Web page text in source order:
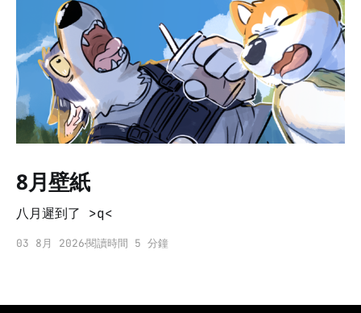
8月壁紙
八月遲到了 >q<
03 8月 2026閱讀時間 5 分鐘